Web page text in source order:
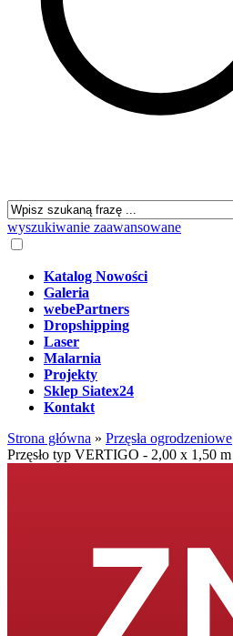
wyszukiwanie zaawansowane
Katalog Nowości
Galeria
webePartners
Dropshipping
Laser
Malarnia
Projekty
Sklep Siatex24
Kontakt
Strona główna » Przęsła ogrodzeniowe
Przęsło typ VERTIGO - 2,00 x 1,50 m